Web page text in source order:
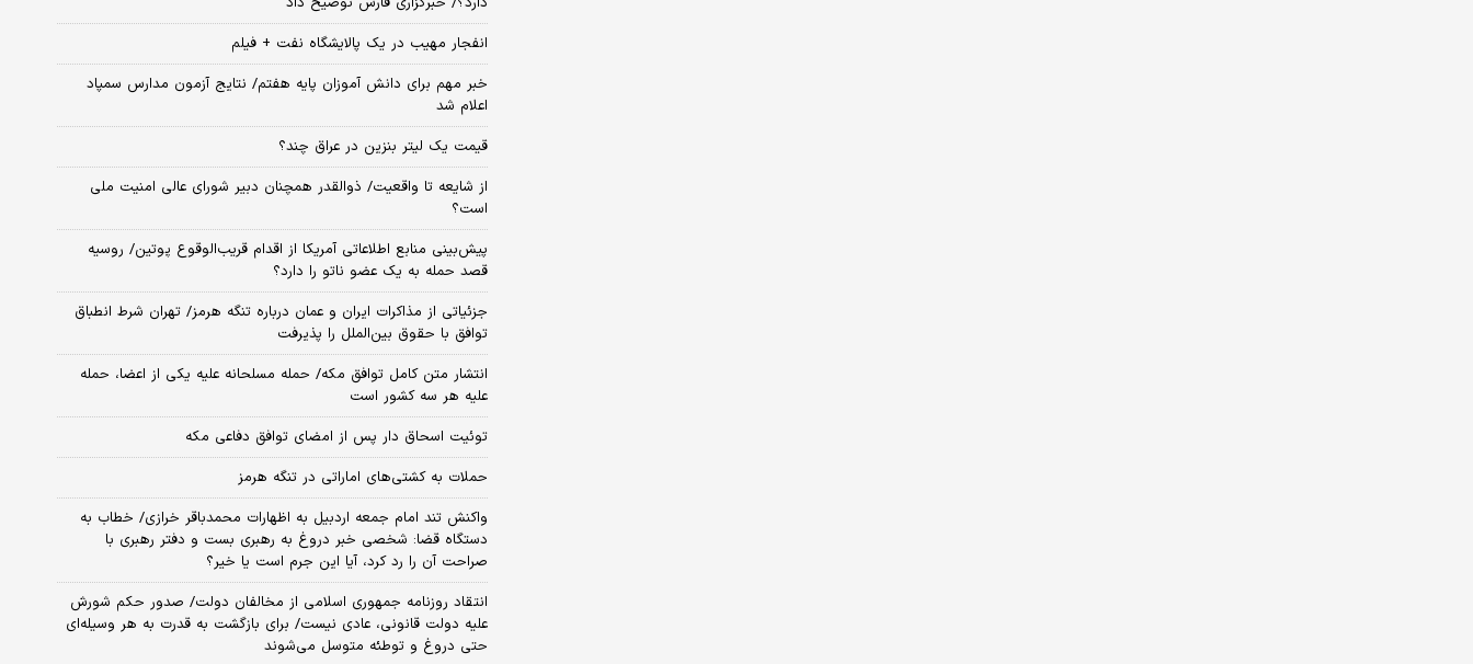
انفجار مهیب در یک پالایشگاه نفت + فیلم
خبر مهم برای دانش آموزان پایه هفتم/ نتایج آزمون مدارس سمپاد
اعلام شد
قیمت یک لیتر بنزین در عراق چند؟
از شایعه تا واقعیت/ ذوالقدر همچنان دبیر شورای ‌عالی امنیت ملی
است؟
پیش‌بینی منابع اطلاعاتی آمریکا از اقدام قریب‌الوقوع پوتین/ روسیه
قصد حمله به یک عضو ناتو را دارد؟
جزئیاتی از مذاکرات ایران و عمان درباره تنگه هرمز/ تهران شرط انطباق
توافق با حقوق بین‌الملل را پذیرفت
انتشار متن کامل توافق مکه/ حمله مسلحانه علیه یکی از اعضا، حمله
علیه هر سه کشور است
توئیت اسحاق دار پس از امضای توافق دفاعی مکه
حملات به کشتی‌های اماراتی در تنگه هرمز
واکنش تند امام جمعه اردبیل به اظهارات محمدباقر خرازی/ خطاب به
دستگاه قضا: شخصی خبر دروغ به رهبری بست و دفتر رهبری با
صراحت آن را رد کرد، آیا این جرم است یا خیر؟
انتقاد روزنامه جمهوری اسلامی از مخالفان دولت/ صدور حکم شورش
علیه دولت قانونی، عادی نیست/ برای بازگشت به قدرت به هر وسیله‌ای
حتی دروغ و توطئه متوسل می‌شوند